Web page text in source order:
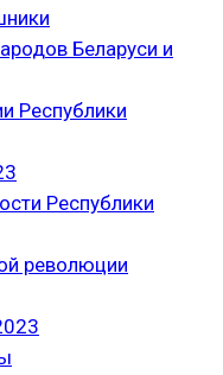
Беларуси и
Республики
Республики
революции